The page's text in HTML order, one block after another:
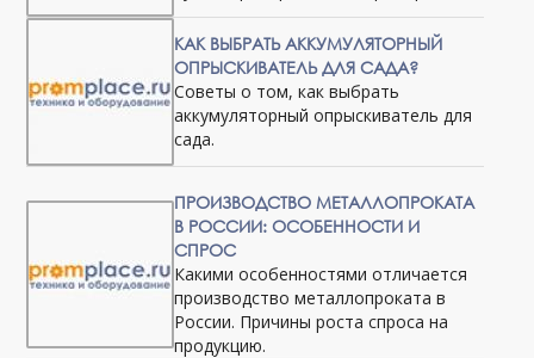
КАК ВЫБРАТЬ АККУМУЛЯТОРНЫЙ
ОПРЫСКИВАТЕЛЬ ДЛЯ САДА?
Советы о том, как выбрать
аккумуляторный опрыскиватель для
сада.
ПРОИЗВОДСТВО МЕТАЛЛОПРОКАТА
В РОССИИ: ОСОБЕННОСТИ И
СПРОС
Какими особенностями отличается
производство металлопроката в
России. Причины роста спроса на
продукцию.